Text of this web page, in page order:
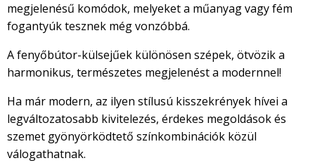
megjelenésű komódok, melyeket a műanyag vagy fém
fogantyúk tesznek még vonzóbbá.
A fenyőbútor-külsejűek különösen szépek, ötvözik a
harmonikus, természetes megjelenést a modernnel!
Ha már modern, az ilyen stílusú kisszekrények hívei a
legváltozatosabb kivitelezés, érdekes megoldások és
szemet gyönyörködtető színkombinációk közül
válogathatnak.